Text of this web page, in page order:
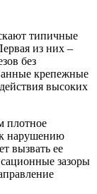
типичные
из них –
без
крепежные
высоких
плотное
к нарушению
вызвать ее
зазоры